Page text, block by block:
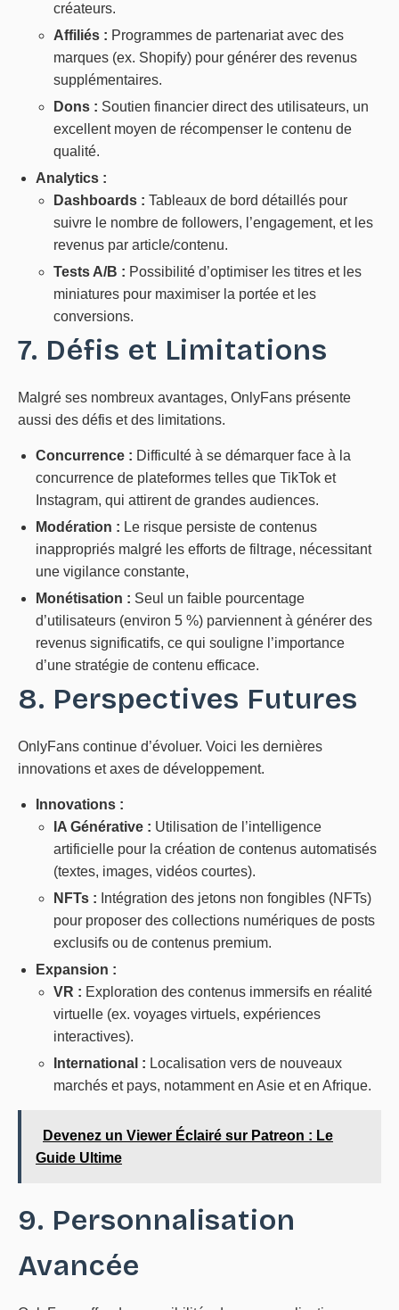
créateurs.
Affiliés : Programmes de partenariat avec des
marques (ex. Shopify) pour générer des revenus
supplémentaires.
Dons : Soutien financier direct des utilisateurs, un
excellent moyen de récompenser le contenu de
qualité.
Analytics :
Dashboards : Tableaux de bord détaillés pour
suivre le nombre de followers, l’engagement, et les
revenus par article/contenu.
Tests A/B : Possibilité d’optimiser les titres et les
miniatures pour maximiser la portée et les
conversions.
7. Défis et Limitations
Malgré ses nombreux avantages, OnlyFans présente
aussi des défis et des limitations.
Concurrence : Difficulté à se démarquer face à la
concurrence de plateformes telles que TikTok et
Instagram, qui attirent de grandes audiences.
Modération : Le risque persiste de contenus
inappropriés malgré les efforts de filtrage, nécessitant
une vigilance constante,
Monétisation : Seul un faible pourcentage
d’utilisateurs (environ 5 %) parviennent à générer des
revenus significatifs, ce qui souligne l’importance
d’une stratégie de contenu efficace.
8. Perspectives Futures
OnlyFans continue d’évoluer. Voici les dernières
innovations et axes de développement.
Innovations :
IA Générative : Utilisation de l’intelligence
artificielle pour la création de contenus automatisés
(textes, images, vidéos courtes).
NFTs : Intégration des jetons non fongibles (NFTs)
pour proposer des collections numériques de posts
exclusifs ou de contenus premium.
Expansion :
VR : Exploration des contenus immersifs en réalité
virtuelle (ex. voyages virtuels, expériences
interactives).
International : Localisation vers de nouveaux
marchés et pays, notamment en Asie et en Afrique.
Devenez un Viewer Éclairé sur Patreon : Le
Guide Ultime
9. Personnalisation
Avancée